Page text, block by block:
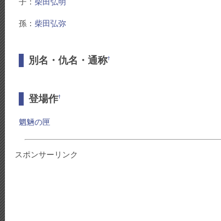
孫： 柴田弘弥
別名・仇名・通称†
登場作†
魍魎の匣
スポンサーリンク